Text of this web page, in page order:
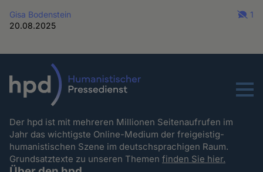
Gisa Bodenstein
20.08.2025
1
Menu
Der hpd ist mit mehreren Millionen Seitenaufrufen im
Jahr das wichtigste Online-Medium der freigeistig-
humanistischen Szene im deutschsprachigen Raum.
Grundsatztexte zu unseren Themenfinden Sie hier.